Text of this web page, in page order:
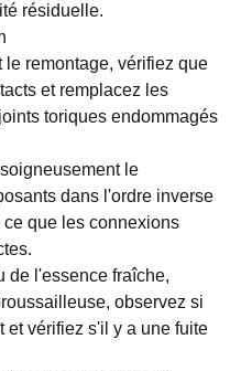
résiduelle.
remontage, vérifiez que
et remplacez les
toriques endommagés
le
dans l'ordre inverse
que les connexions
de l'essence fraîche,
observez si
et vérifiez s'il y a une fuite